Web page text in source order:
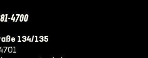
4700
134/135